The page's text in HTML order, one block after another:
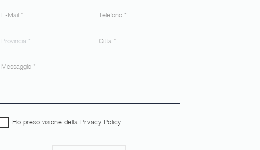
Ho preso visione della Privacy Policy